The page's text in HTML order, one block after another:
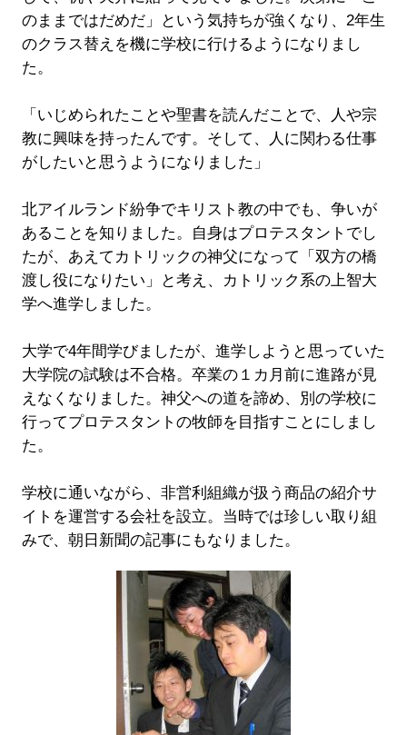
のままではだめだ」という気持ちが強くなり、2年生
のクラス替えを機に学校に行けるようになりまし
た。
「いじめられたことや聖書を読んだことで、人や宗
教に興味を持ったんです。そして、人に関わる仕事
がしたいと思うようになりました」
北アイルランド紛争でキリスト教の中でも、争いが
あることを知りました。自身はプロテスタントでし
たが、あえてカトリックの神父になって「双方の橋
渡し役になりたい」と考え、カトリック系の上智大
学へ進学しました。
大学で4年間学びましたが、進学しようと思っていた
大学院の試験は不合格。卒業の１カ月前に進路が見
えなくなりました。神父への道を諦め、別の学校に
行ってプロテスタントの牧師を目指すことにしまし
た。
学校に通いながら、非営利組織が扱う商品の紹介サ
イトを運営する会社を設立。当時では珍しい取り組
みで、朝日新聞の記事にもなりました。